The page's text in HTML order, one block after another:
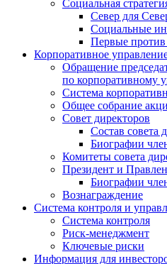
Социальная
Север для
Социальные
Первые
Корпоративное
Обращение
по корпоративному
Система
Общее собрание
Совет директоров
Состав совета
Биографии
Комитеты совета
Президент и
Биографии
Вознаграждение
Система контроля и
Система контроля
Риск-менеджмент
Ключевые риски
Информация для